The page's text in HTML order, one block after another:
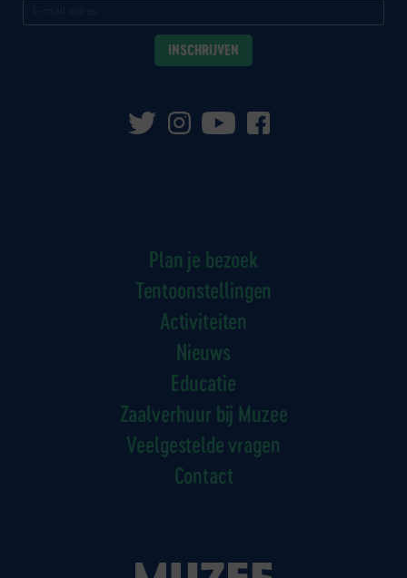
Plan je bezoek
Tentoonstellingen
Activiteiten
Nieuws
Educatie
Zaalverhuur bij Muzee
Veelgestelde vragen
Contact